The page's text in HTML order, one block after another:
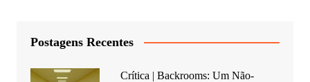
Postagens Recentes
Crítica | Backrooms: Um Não-